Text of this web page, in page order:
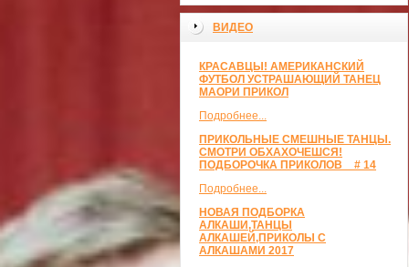
ВИДЕО
КРАСАВЦЫ! АМЕРИКАНСКИЙ
ФУТБОЛ УСТРАШАЮЩИЙ ТАНЕЦ
МАОРИ ПРИКОЛ
Подробнее...
ПРИКОЛЬНЫЕ СМЕШНЫЕ ТАНЦЫ.
СМОТРИ ОБХАХОЧЕШСЯ!
ПОДБОРОЧКА ПРИКОЛОВ _ # 14
Подробнее...
НОВАЯ ПОДБОРКА
АЛКАШИ,ТАНЦЫ
АЛКАШЕЙ,ПРИКОЛЫ С
АЛКАШАМИ 2017